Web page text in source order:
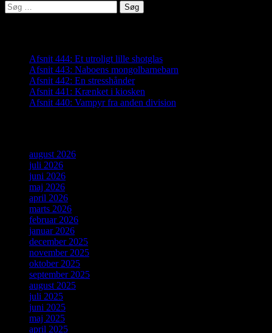
Søg
efter:
Afsnit 444: Et utroligt lille shotglas
Afsnit 443: Naboens mongolbarnebarn
Afsnit 442: En stresshånder
Afsnit 441: Krænket i kiosken
Afsnit 440: Vampyr fra anden division
august 2026
juli 2026
juni 2026
maj 2026
april 2026
marts 2026
februar 2026
januar 2026
december 2025
november 2025
oktober 2025
september 2025
august 2025
juli 2025
juni 2025
maj 2025
april 2025